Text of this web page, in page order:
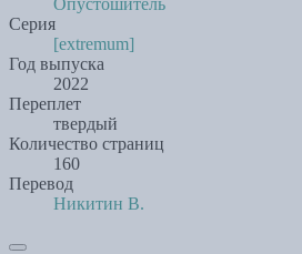
Опустошитель
Серия
[extremum]
Год выпуска
2022
Переплет
твердый
Количество страниц
160
Перевод
Никитин В.